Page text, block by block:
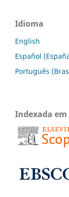
Idioma
English
Español
Português
Indexada em